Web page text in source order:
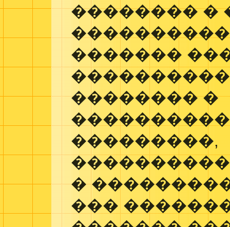
�������� �
�������
�������� �
���������,
�
���